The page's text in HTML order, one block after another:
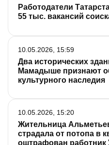
Работодатели
55 тыс. вакансий
Два исторических
Мамадыше признают
культурного наследия
10.05.2026, 15:59
Жительница
страдала от потопа в
оштрафован работник
10.05.2026, 15:20